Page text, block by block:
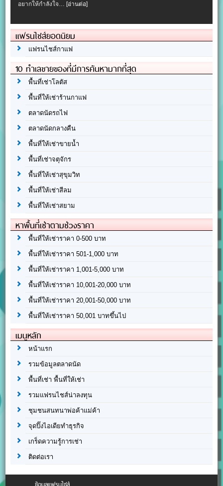
อยากให้กำลังใจ…[อ่านต่อ]
แฟรนไชส์ยอดนิยม
แฟรนไชส์กาแฟ
10 ทำเลขายของที่มีการค้นหามากที่สุด
พื้นที่เช่าโลตัส
พื้นที่ให้เช่าร้านกาแฟ
ตลาดนัดรถไฟ
ตลาดนัดกลางคืน
พื้นที่ให้เช่าขายน้ำ
พื้นที่เช่าจตุจักร
พื้นที่ให้เช่าสุขุมวิท
พื้นที่ให้เช่าสีลม
พื้นที่ให้เช่าสยาม
หาพื้นที่เช่าตามช่วงราคา
พื้นที่ให้เช่าราคา 0-500 บาท
พื้นที่ให้เช่าราคา 501-1,000 บาท
พื้นที่ให้เช่าราคา 1,001-5,000 บาท
พื้นที่ให้เช่าราคา 10,001-20,000 บาท
พื้นที่ให้เช่าราคา 20,001-50,000 บาท
พื้นที่ให้เช่าราคา 50,001 บาทขึ้นไป
เมนูหลัก
หน้าแรก
รวมข้อมูลตลาดนัด
พื้นที่เช่า พื้นที่ให้เช่า
รวมแฟรนไชส์น่าลงทุน
ชุมชนสนทนาพ่อค้าแม่ค้า
จุดปิ๊งไอเดียทำธุรกิจ
เกร็ดความรู้การเช่า
ติดต่อเรา